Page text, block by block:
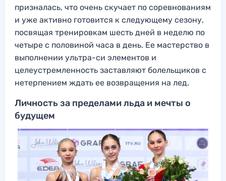
призналась, что очень скучает по соревнованиям
и уже активно готовится к следующему сезону,
посвящая тренировкам шесть дней в неделю по
четыре с половиной часа в день. Ее мастерство в
выполнении ультра-си элементов и
целеустремленность заставляют болельщиков с
нетерпением ждать ее возвращения на лед.
Личность за пределами льда и мечты о
будущем